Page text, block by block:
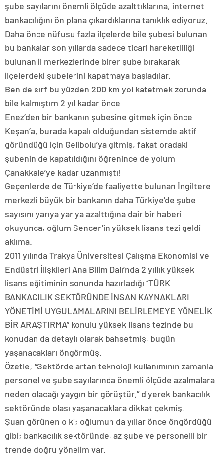
şube sayılarını önemli ölçüde azalttıklarına, internet
bankacılığını ön plana çıkardıklarına tanıklık ediyoruz.
Daha önce nüfusu fazla ilçelerde bile şubesi bulunan
bu bankalar son yıllarda sadece ticari hareketliliği
bulunan il merkezlerinde birer şube bırakarak
ilçelerdeki şubelerini kapatmaya başladılar.
Ben de sırf bu yüzden 200 km yol katetmek zorunda
bile kalmıştım 2 yıl kadar önce
Enez’den bir bankanın şubesine gitmek için önce
Keşan’a, burada kapalı olduğundan sistemde aktif
göründüğü için Gelibolu’ya gitmiş, fakat oradaki
şubenin de kapatıldığını öğrenince de yolum
Çanakkale’ye kadar uzanmıştı!
Geçenlerde de Türkiye’de faaliyette bulunan İngiltere
merkezli büyük bir bankanın daha Türkiye’de şube
sayısını yarıya yarıya azalttığına dair bir haberi
okuyunca, oğlum Sencer’in yüksek lisans tezi geldi
aklıma.
2011 yılında Trakya Üniversitesi Çalışma Ekonomisi ve
Endüstri İlişkileri Ana Bilim Dalı’nda 2 yıllık yüksek
lisans eğitiminin sonunda hazırladığı “TÜRK
BANKACILIK SEKTÖRÜNDE İNSAN KAYNAKLARI
YÖNETİMİ UYGULAMALARINI BELİRLEMEYE YÖNELİK
BİR ARAŞTIRMA” konulu yüksek lisans tezinde bu
konudan da detaylı olarak bahsetmiş, bugün
yaşanacakları öngörmüş.
Özetle; “Sektörde artan teknoloji kullanımının zamanla
personel ve şube sayılarında önemli ölçüde azalmalara
neden olacağı yaygın bir görüştür.” diyerek bankacılık
sektöründe olası yaşanacaklara dikkat çekmiş.
Şuan görünen o ki; oğlumun da yıllar önce öngördüğü
gibi; bankacılık sektöründe, az şube ve personelli bir
trende doğru yönelim var.